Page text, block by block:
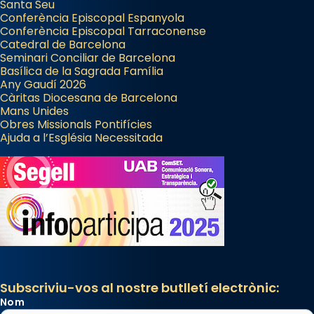
Santa Seu
Conferència Episcopal Espanyola
Conferència Episcopal Tarraconense
Catedral de Barcelona
Seminari Conciliar de Barcelona
Basílica de la Sagrada Família
Any Gaudí 2026
Càritas Diocesana de Barcelona
Mans Unides
Obres Missionals Pontifícies
Ajuda a l’Església Necessitada
Subscriviu-vos al nostre butlletí electrònic:
Nom